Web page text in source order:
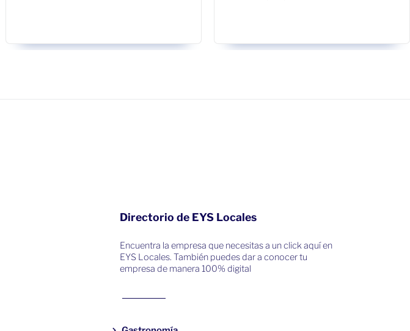
Directorio de EYS Locales
Encuentra la empresa que necesitas a un click aquí en
EYS Locales. También puedes dar a conocer tu
empresa de manera 100% digital